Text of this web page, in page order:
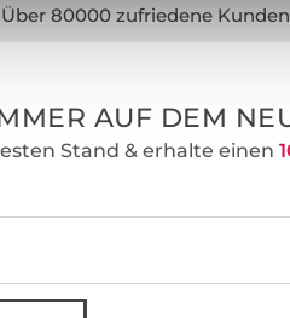
Über 80000 zufriedene Kunden
AUF DEM
Stand & erhalte einen